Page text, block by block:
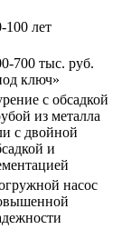
100 лет
700 тыс. руб.
ключ»
с обсадкой
из металла
с двойной
и
насос